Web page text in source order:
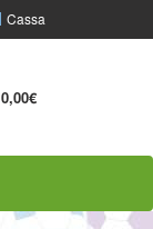
Cassa
0,00€